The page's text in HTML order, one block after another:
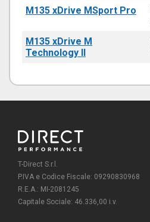
M135 xDrive MSport Pro
M135 xDrive M
Technology II
T-Direct S.r.l.
P.IVA e Codice Fiscale: 09290830968
R.E.A.: MI-2081245
Capitale Sociale: 46.336,00 i.v.